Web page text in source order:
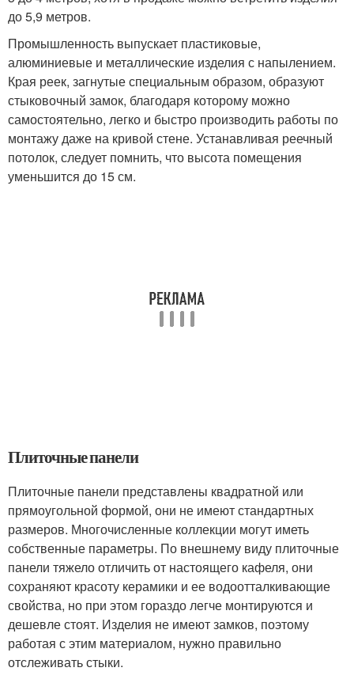
до 5,9 метров.
Промышленность выпускает пластиковые,
алюминиевые и металлические изделия с напылением.
Края реек, загнутые специальным образом, образуют
стыковочный замок, благодаря которому можно
самостоятельно, легко и быстро производить работы по
монтажу даже на кривой стене. Устанавливая реечный
потолок, следует помнить, что высота помещения
уменьшится до 15 см.
Плиточные панели
Плиточные панели представлены квадратной или
прямоугольной формой, они не имеют стандартных
размеров. Многочисленные коллекции могут иметь
собственные параметры. По внешнему виду плиточные
панели тяжело отличить от настоящего кафеля, они
сохраняют красоту керамики и ее водоотталкивающие
свойства, но при этом гораздо легче монтируются и
дешевле стоят. Изделия не имеют замков, поэтому
работая с этим материалом, нужно правильно
отслеживать стыки.